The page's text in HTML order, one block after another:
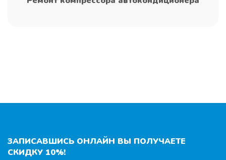
ЗАПИСАВШИСЬ ОНЛАЙН ВЫ ПОЛУЧАЕТЕ
СКИДКУ 10%!